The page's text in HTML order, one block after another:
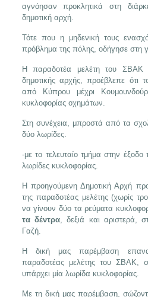
αγνόησαν προκλητικά στη
δημοτική αρχή.
Τότε που η μηδενική τους
πρόβλημα της πόλης, οδήγησε στη
Η παραδοτέα μελέτη του ΣΒΑΚ
δημοτικής αρχής, προέβλεπε ότι
από Κύπρου μέχρι
κυκλοφορίας οχημάτων.
Στη συνέχεια, μπροστά από τα
δύο λωρίδες.
-με το τελευταίο τμήμα στην έξοδο
λωρίδες κυκλοφορίας.
Η προηγούμενη Δημοτική Αρχή
της παραδοτέας μελέτης (χωρίς
να γίνουν δύο τα ρεύματα
τα δέντρα , δεξιά και αριστερά,
Γαζή.
Η δική μας παρέμβαση
παραδοτέας μελέτης του ΣΒΑΚ,
υπάρχει μία λωρίδα κυκλοφορίας.
Με τη δική μας παρέμβαση,